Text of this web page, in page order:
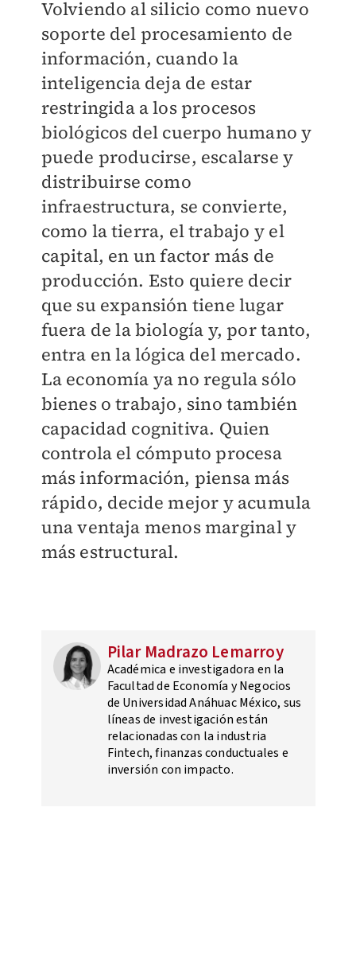
Volviendo al silicio como nuevo
soporte del procesamiento de
información, cuando la
inteligencia deja de estar
restringida a los procesos
biológicos del cuerpo humano y
puede producirse, escalarse y
distribuirse como
infraestructura, se convierte,
como la tierra, el trabajo y el
capital, en un factor más de
producción. Esto quiere decir
que su expansión tiene lugar
fuera de la biología y, por tanto,
entra en la lógica del mercado.
La economía ya no regula sólo
bienes o trabajo, sino también
capacidad cognitiva. Quien
controla el cómputo procesa
más información, piensa más
rápido, decide mejor y acumula
una ventaja menos marginal y
más estructural.
Pilar Madrazo Lemarroy
Académica e investigadora en la
Facultad de Economía y Negocios
de Universidad Anáhuac México, sus
líneas de investigación están
relacionadas con la industria
Fintech, finanzas conductuales e
inversión con impacto.